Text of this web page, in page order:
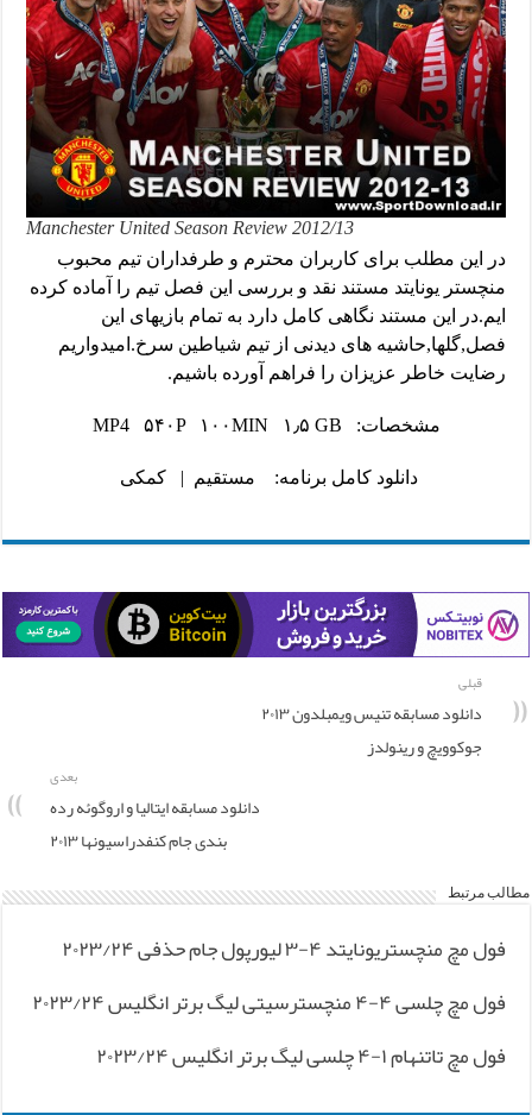
Manchester United Season Review 2012/13
در این مطلب برای کاربران محترم و طرفداران تیم محبوب
منچستر یونایتد مستند نقد و بررسی این فصل تیم را آماده کرده
ایم.در این مستند نگاهی کامل دارد به تمام بازیهای این
فصل,گلها,حاشیه های دیدنی از تیم شیاطین سرخ.امیدواریم
رضایت خاطر عزیزان را فراهم آورده باشیم.
مشخصات: MP4 ۵۴۰P ۱۰۰MIN ۱٫۵ GB
دانلود کامل برنامه: مستقیم |کمکی
قبلی
دانلود مسابقه تنیس ویمبلدون ۲۰۱۳
جوکوویچ و رینولدز
بعدی
دانلود مسابقه ایتالیا و اروگوئه رده
بندی جام کنفدراسیونها ۲۰۱۳
مطالب مرتبط
فول مچ منچستریونایتد ۴-۳ لیورپول جام حذفی ۲۰۲۳/۲۴
فول مچ چلسی ۴-۴ منچسترسیتی لیگ برتر انگلیس ۲۰۲۳/۲۴
فول مچ تاتنهام ۱-۴ چلسی لیگ برتر انگلیس ۲۰۲۳/۲۴